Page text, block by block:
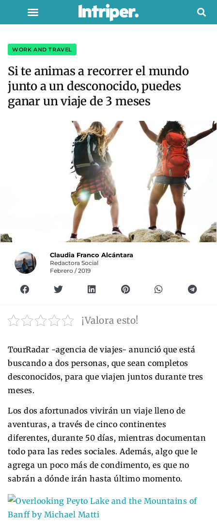
WORK AND TRAVEL
Si te animas a recorrer el mundo
junto a un desconocido, puedes
ganar un viaje de 3 meses
Claudia Franco Alcántara
Redactora Social
Febrero / 2019
¡Valora esto!
TourRadar -agencia de viajes- anunció que está
buscando a dos personas, que sean completos
desconocidos, para que viajen juntos durante tres
meses.
Los dos afortunados vivirán un viaje lleno de
aventuras, a través de cinco continentes
diferentes, durante 50 días, mientras documentan
todo para las redes sociales. Además, algo que le
agrega un poco más de condimento, es que no
sabrán a dónde irán hasta último momento.